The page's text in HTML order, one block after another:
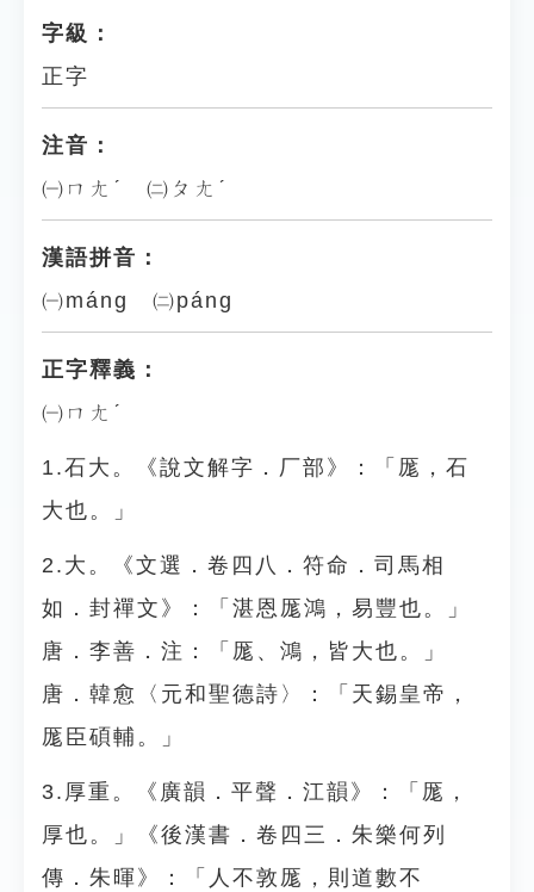
字級：
正字
注音：
㈠ㄇㄤˊ ㈡ㄆㄤˊ
漢語拼音：
㈠máng ㈡páng
正字釋義：
㈠ㄇㄤˊ
1.石大。《說文解字．厂部》：「厖，石
大也。」
2.大。《文選．卷四八．符命．司馬相
如．封禪文》：「湛恩厖鴻，易豐也。」
唐．李善．注：「厖、鴻，皆大也。」
唐．韓愈〈元和聖德詩〉：「天錫皇帝，
厖臣碩輔。」
3.厚重。《廣韻．平聲．江韻》：「厖，
厚也。」《後漢書．卷四三．朱樂何列
傳．朱暉》：「人不敦厖，則道數不